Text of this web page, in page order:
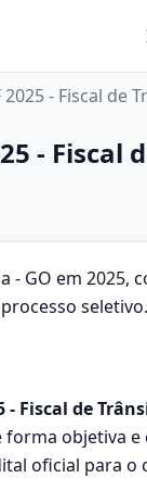
- Fiscal de
- Fiscal
GO em 2025,
Fiscal de
objetiva e
oficial para o